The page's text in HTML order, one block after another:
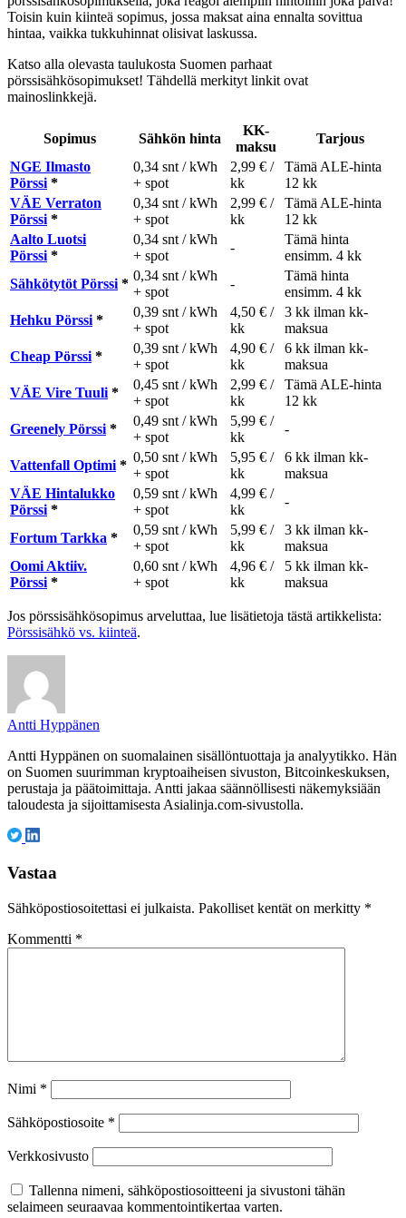
Toisin kuin kiinteä sopimus, jossa maksat aina ennalta sovittua
hintaa, vaikka tukkuhinnat olisivat laskussa.
Katso alla olevasta taulukosta Suomen parhaat
pörssisähkösopimukset! Tähdellä merkityt linkit ovat
mainoslinkkejä.
Sopimus Sähkön hinta
KK-
maksu
Tarjous
NGE Ilmasto
Pörssi*
0,34 snt / kWh
+ spot
2,99 € /
kk
Tämä ALE-hinta
12 kk
VÄE Verraton
Pörssi*
0,34 snt / kWh
+ spot
2,99 € /
kk
Tämä ALE-hinta
12 kk
Aalto Luotsi
Pörssi*
0,34 snt / kWh
+ spot
-
Tämä hinta
ensimm. 4 kk
Sähkötytöt Pörssi*
0,34 snt / kWh
+ spot
-
Tämä hinta
ensimm. 4 kk
Hehku Pörssi*
0,39 snt / kWh
+ spot
4,50 € /
kk
3 kk ilman kk-
maksua
Cheap Pörssi*
0,39 snt / kWh
+ spot
4,90 € /
kk
6 kk ilman kk-
maksua
VÄE Vire Tuuli*
0,45 snt / kWh
+ spot
2,99 € /
kk
Tämä ALE-hinta
12 kk
Greenely Pörssi*
0,49 snt / kWh
+ spot
5,99 € /
kk
-
Vattenfall Optimi*
0,50 snt / kWh
+ spot
5,95 € /
kk
6 kk ilman kk-
maksua
VÄE Hintalukko
Pörssi*
0,59 snt / kWh
+ spot
4,99 € /
kk
-
Fortum Tarkka *
0,59 snt / kWh
+ spot
5,99 € /
kk
3 kk ilman kk-
maksua
Oomi Aktiiv.
Pörssi*
0,60 snt / kWh
+ spot
4,96 € /
kk
5 kk ilman kk-
maksua
Jos pörssisähkösopimus arveluttaa, lue lisätietoja tästä artikkelista:
Pörssisähkö vs. kiinteä.
Antti Hyppänen
Antti Hyppänen on suomalainen sisällöntuottaja ja analyytikko. Hän
on Suomen suurimman kryptoaiheisen sivuston, Bitcoinkeskuksen,
perustaja ja päätoimittaja. Antti jakaa säännöllisesti näkemyksiään
taloudesta ja sijoittamisesta Asialinja.com-sivustolla.
Vastaa
Sähköpostiosoitettasi ei julkaista. Pakolliset kentät on merkitty *
Kommentti *
Nimi *
Sähköpostiosoite *
Verkkosivusto
Tallenna nimeni, sähköpostiosoitteeni ja sivustoni tähän
selaimeen seuraavaa kommentointikertaa varten.